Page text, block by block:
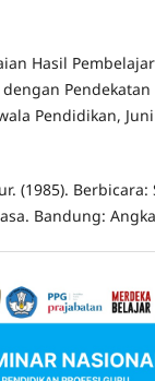
Hasil
Pendidikan, Juni
(1985). Berbicara:
Bandung: